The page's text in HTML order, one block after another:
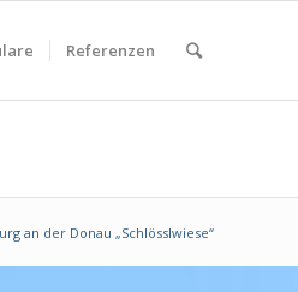
Referenzen
an der Donau „Schlösslwiese“